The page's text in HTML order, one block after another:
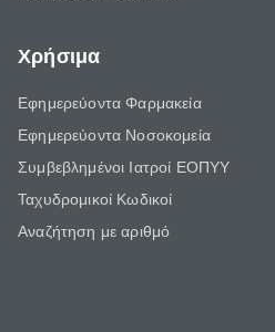
Χρήσιμα
Εφημερεύοντα Φαρμακεία
Εφημερεύοντα Νοσοκομεία
Συμβεβλημένοι Ιατροί ΕΟΠΥΥ
Ταχυδρομικοί Κωδικοί
Αναζήτηση με αριθμό